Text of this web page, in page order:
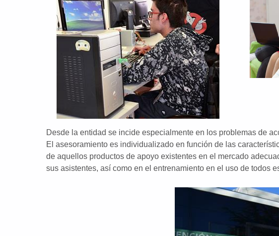
Desde la entidad se incide especialmente en los problemas de
El asesoramiento es individualizado en función de las
de aquellos productos de apoyo existentes en el mercado
sus asistentes, así como en el entrenamiento en el uso de todos